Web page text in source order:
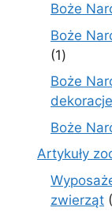
Boże
Boże
11
produkt
Boże
Boże
Artykuły
zwierząt